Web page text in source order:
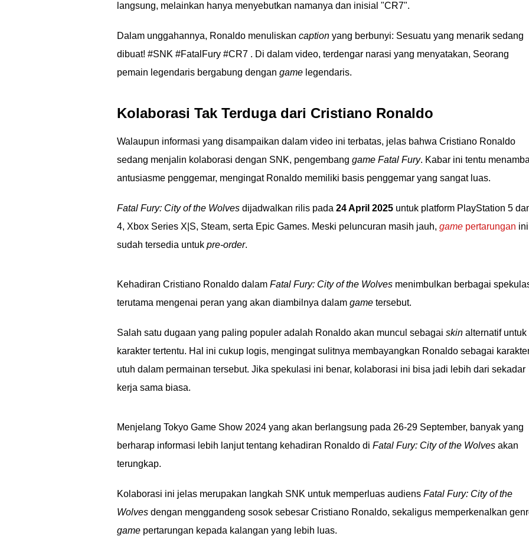
langsung, melainkan hanya menyebutkan namanya dan inisial "CR7".
Dalam unggahannya, Ronaldo menuliskan caption yang berbunyi: Sesuatu yang menarik sedang
dibuat! #SNK #FatalFury #CR7 . Di dalam video, terdengar narasi yang menyatakan, Seorang
pemain legendaris bergabung dengan game legendaris.
Kolaborasi Tak Terduga dari Cristiano Ronaldo
Walaupun informasi yang disampaikan dalam video ini terbatas, jelas bahwa Cristiano Ronaldo
sedang menjalin kolaborasi dengan SNK, pengembang game Fatal Fury. Kabar ini tentu
antusiasme penggemar, mengingat Ronaldo memiliki basis penggemar yang sangat luas.
Fatal Fury: City of the Wolves dijadwalkan rilis pada 24 April 2025 untuk platform PlayStation 5
4, Xbox Series X|S, Steam, serta Epic Games. Meski peluncuran masih jauh, game pertarungan ini
sudah tersedia untuk pre-order.
Kehadiran Cristiano Ronaldo dalam Fatal Fury: City of the Wolves menimbulkan berbagai
terutama mengenai peran yang akan diambilnya dalam game tersebut.
Salah satu dugaan yang paling populer adalah Ronaldo akan muncul sebagai skin alternatif untuk
karakter tertentu. Hal ini cukup logis, mengingat sulitnya membayangkan Ronaldo sebagai
utuh dalam permainan tersebut. Jika spekulasi ini benar, kolaborasi ini bisa jadi lebih dari sekadar
kerja sama biasa.
Menjelang Tokyo Game Show 2024 yang akan berlangsung pada 26-29 September, banyak yang
berharap informasi lebih lanjut tentang kehadiran Ronaldo di Fatal Fury: City of the Wolves akan
terungkap.
Kolaborasi ini jelas merupakan langkah SNK untuk memperluas audiens Fatal Fury: City of the
Wolves dengan menggandeng sosok sebesar Cristiano Ronaldo, sekaligus memperkenalkan
game pertarungan kepada kalangan yang lebih luas.